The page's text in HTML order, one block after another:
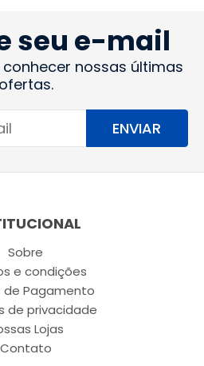
seu e-mail
nossas últimas
ofertas.
ENVIAR
Sobre
e condições
de Pagamento
de privacidade
Lojas
Contato